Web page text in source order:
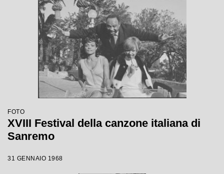
FOTO
XVIII Festival della canzone italiana di
Sanremo
31 GENNAIO 1968